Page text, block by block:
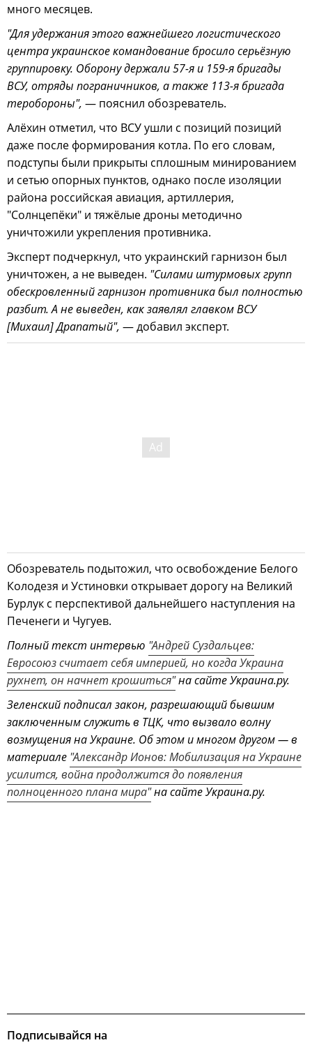
много месяцев.
"Для удержания этого важнейшего логистического
центра украинское командование бросило серьёзную
группировку. Оборону держали 57-я и 159-я бригады
ВСУ, отряды пограничников, а также 113-я бригада
теробороны", — пояснил обозреватель.
Алёхин отметил, что ВСУ ушли с позиций позиций
даже после формирования котла. По его словам,
подступы были прикрыты сплошным минированием
и сетью опорных пунктов, однако после изоляции
района российская авиация, артиллерия,
"Солнцепёки" и тяжёлые дроны методично
уничтожили укрепления противника.
Эксперт подчеркнул, что украинский гарнизон был
уничтожен, а не выведен. "Силами штурмовых групп
обескровленный гарнизон противника был полностью
разбит. А не выведен, как заявлял главком ВСУ
[Михаил] Драпатый", — добавил эксперт.
Обозреватель подытожил, что освобождение Белого
Колодезя и Устиновки открывает дорогу на Великий
Бурлук с перспективой дальнейшего наступления на
Печенеги и Чугуев.
Полный текст интервью "Андрей Суздальцев:
Евросоюз считает себя империей, но когда Украина
рухнет, он начнет крошиться"на сайте Украина.ру.
Зеленский подписал закон, разрешающий бывшим
заключенным служить в ТЦК, что вызвало волну
возмущения на Украине. Об этом и многом другом — в
материале "Александр Ионов: Мобилизация на Украине
усилится, война продолжится до появления
полноценного плана мира"на сайте Украина.ру.
Подписывайся на